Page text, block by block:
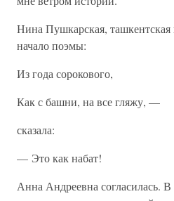
Нина Пушкарская, ташкентская
начало поэмы:
Из года сорокового,
Как с башни, на все гляжу, —
сказала:
— Это как набат!
Анна Андреевна согласилась.